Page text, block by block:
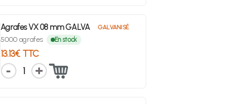
Agrafes VX 08 mm GALVA GALVANISÉ
5000 agrafes En stock
13.13€ TTC
1